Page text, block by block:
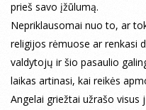
prieš savo įžūlumą.
Nepriklausomai nuo to, ar
religijos rėmuose ar renkasi
valdytojų ir šio pasaulio
laikas artinasi, kai reikės
Angelai griežtai užrašo visus